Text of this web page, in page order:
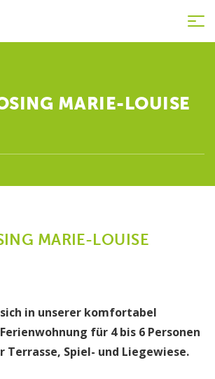
MARIE-LOUISE
MARIE-LOUISE
sich in unserer komfortabel
für 4 bis 6 Personen
Spiel- und Liegewiese.